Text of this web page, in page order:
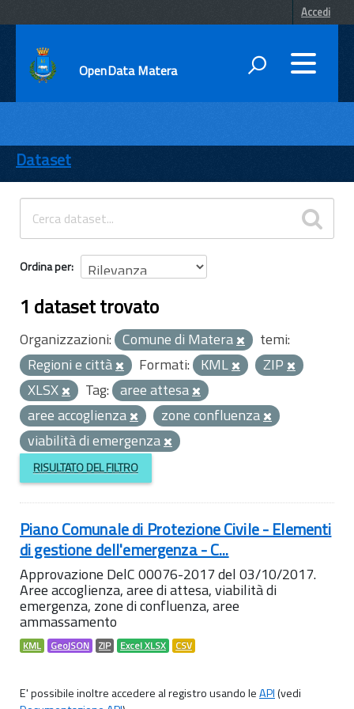
Accedi
OpenData Matera
ENTI
TEMI
INFORMAZIONI
Dataset
Ordina per
1 dataset trovato
Organizzazioni: Comune di Matera
temi:
Regioni e città
Formati: KML
ZIP
XLSX
Tag: aree attesa
aree accoglienza
zone confluenza
viabilità di emergenza
RISULTATO DEL FILTRO
Piano Comunale di Protezione Civile - Elementi
di gestione dell'emergenza - C...
Approvazione DelC 00076-2017 del 03/10/2017.
Aree accoglienza, aree di attesa, viabilità di
emergenza, zone di confluenza, aree
ammassamento
KML GeoJSON ZIP Excel XLSX CSV
E' possibile inoltre accedere al registro usando leAPI(vedi